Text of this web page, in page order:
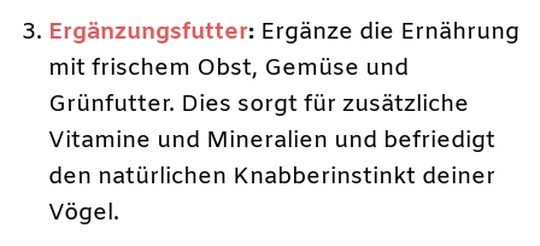
Ergänzungsfutter: Ergänze die Ernährung
mit frischem Obst, Gemüse und
Grünfutter. Dies sorgt für zusätzliche
Vitamine und Mineralien und befriedigt
den natürlichen Knabberinstinkt deiner
Vögel.